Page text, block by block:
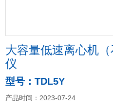
大容量低速离心机
仪
型号：TDL5Y
产品时间：2023-07-24